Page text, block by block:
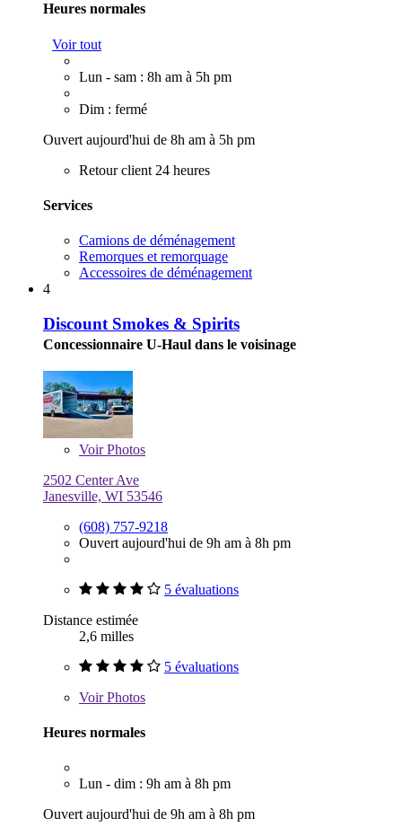
Heures normales
Voir tout
Lun - sam : 8h am à 5h pm
Dim : fermé
Ouvert aujourd'hui de 8h am à 5h pm
Retour client 24 heures
Services
Camions de déménagement
Remorques et remorquage
Accessoires de déménagement
4
Discount Smokes & Spirits
Concessionnaire U-Haul dans le voisinage
VoirPhotos
2502 Center Ave
Janesville, WI 53546
(608) 757-9218
Ouvert aujourd'hui de 9h am à 8h pm
5 évaluations
Distance estimée
2,6 milles
5 évaluations
VoirPhotos
Heures normales
Lun - dim : 9h am à 8h pm
Ouvert aujourd'hui de 9h am à 8h pm